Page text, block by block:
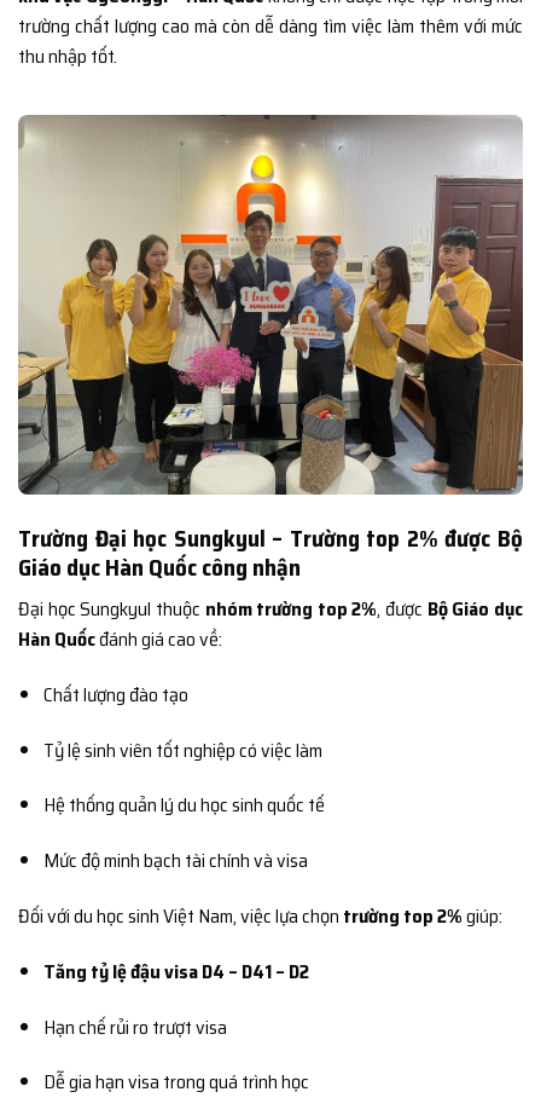
trường chất lượng cao mà còn dễ dàng tìm việc làm thêm với mức
thu nhập tốt.
Trường Đại học Sungkyul – Trường top 2% được Bộ
Giáo dục Hàn Quốc công nhận
Đại học Sungkyul thuộc nhóm trường top 2%, được Bộ Giáo dục
Hàn Quốcđánh giá cao về:
Chất lượng đào tạo
Tỷ lệ sinh viên tốt nghiệp có việc làm
Hệ thống quản lý du học sinh quốc tế
Mức độ minh bạch tài chính và visa
Đối với du học sinh Việt Nam, việc lựa chọn trường top 2%giúp:
Tăng tỷ lệ đậu visa D4 – D41 – D2
Hạn chế rủi ro trượt visa
Dễ gia hạn visa trong quá trình học